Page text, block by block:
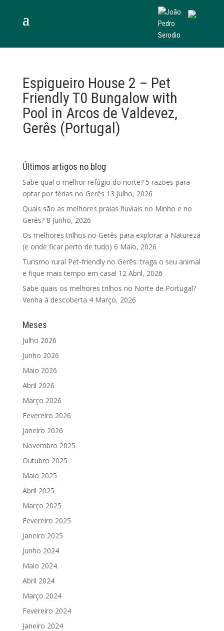
Espigueiro House 2 – Pet
Friendly T0 Bungalow with
Pool in Arcos de Valdevez,
Gerês (Portugal)
Últimos artigos no blog
Sabe qual o melhor refúgio do norte? 5 razões para
optar por férias no Gerês 13 Julho, 2026
Quais são as melhores praias fluviais no Minho e no
Gerês? 8 Junho, 2026
Os melhores trilhos no Gerês para explorar a Natureza
(e onde ficar perto de tudo) 6 Maio, 2026
Turismo rural Pet-friendly no Gerês: traga o seu animal
e fique mais tempo em casa! 12 Abril, 2026
Sabe quais os melhores trilhos no Norte de Portugal?
Venha à descoberta 4 Março, 2026
Meses
Julho 2026
Junho 2026
Maio 2026
Abril 2026
Março 2026
Fevereiro 2026
Janeiro 2026
Novembro 2025
Outubro 2025
Maio 2025
Abril 2025
Março 2025
Fevereiro 2025
Janeiro 2025
Junho 2024
Maio 2024
Abril 2024
Março 2024
Fevereiro 2024
Janeiro 2024